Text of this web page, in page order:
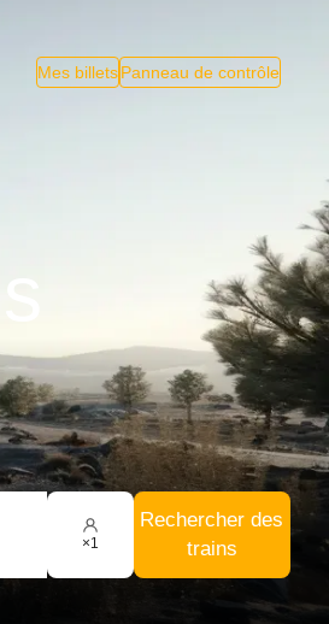
Mes billetsPanneau de contrôle
×1
Rechercher des
trains